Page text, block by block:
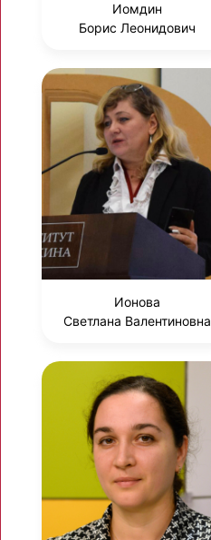
Иомдин
Борис Леонидович
Ионова
Светлана Валентиновна